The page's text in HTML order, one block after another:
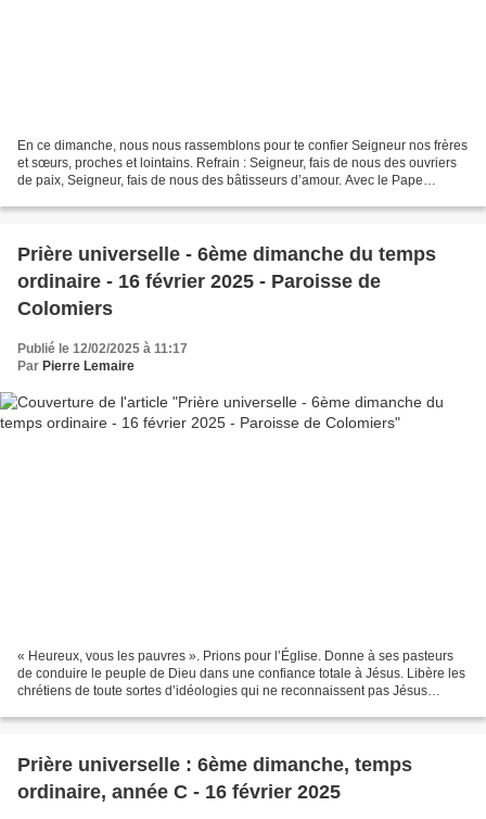
En ce dimanche, nous nous rassemblons pour te confier Seigneur nos frères
et sœurs, proches et lointains. Refrain : Seigneur, fais de nous des ouvriers
de paix, Seigneur, fais de nous des bâtisseurs d’amour. Avec le Pape
Prière universelle - 6ème dimanche du temps
ordinaire - 16 février 2025 - Paroisse de
Colomiers
Publié le 12/02/2025 à 11:17
Par Pierre Lemaire
« Heureux, vous les pauvres ». Prions pour l’Église. Donne à ses pasteurs
de conduire le peuple de Dieu dans une confiance totale à Jésus. Libère les
chrétiens de toute sortes d’idéologies qui ne reconnaissent pas Jésus
Prière universelle : 6ème dimanche, temps
ordinaire, année C - 16 février 2025